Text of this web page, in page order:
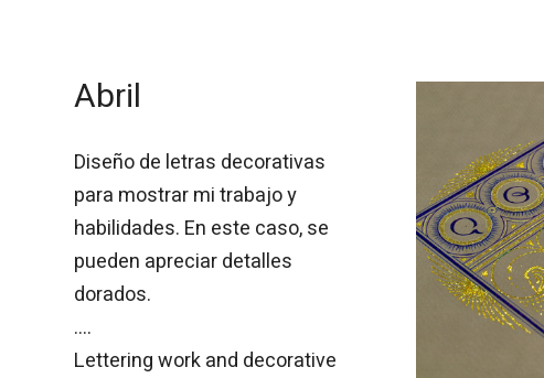
Abril
Diseño de letras decorativas
para mostrar mi trabajo y
habilidades. En este caso, se
pueden apreciar detalles
dorados.
....
Lettering work and decorative